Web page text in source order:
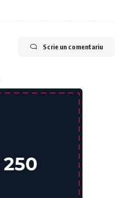
Scrie un comentariu